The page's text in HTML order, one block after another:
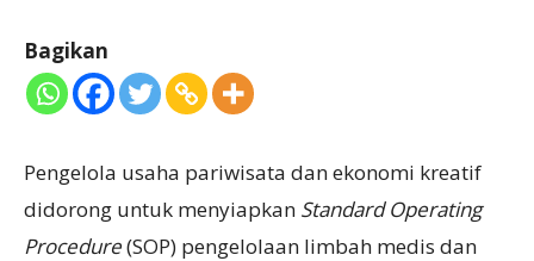
Bagikan
Pengelola usaha pariwisata dan ekonomi kreatif
didorong untuk menyiapkan Standard Operating
Procedure(SOP) pengelolaan limbah medis dan